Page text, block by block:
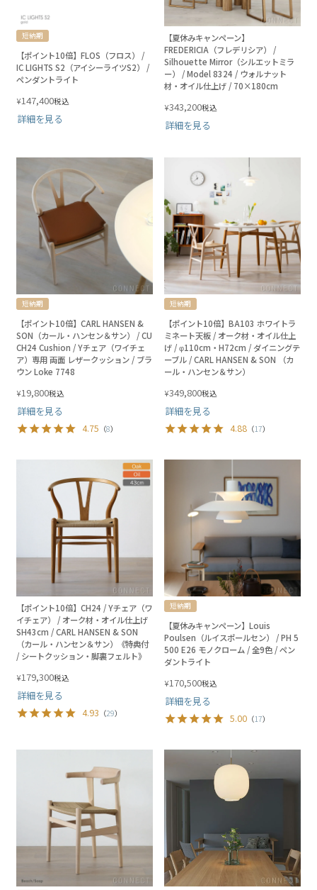
短納期
【ポイント10倍】FLOS（フロス） /
IC LIGHTS S2（アイシーライツS2） /
ペンダントライト
¥147,400税込
詳細を見る
【夏休みキャンペーン】
FREDERICIA（フレデリシア） /
Silhouette Mirror（シルエットミラ
ー） / Model 8324 / ウォルナット
材・オイル仕上げ / 70×180cm
¥343,200税込
詳細を見る
短納期
【ポイント10倍】CARL HANSEN &
SON（カール・ハンセン＆サン） / CU
CH24 Cushion / Yチェア（ワイチェ
ア）専用 両面 レザークッション / ブラ
ウン Loke 7748
¥19,800税込
詳細を見る
4.75 （8）
短納期
【ポイント10倍】BA103 ホワイトラ
ミネート天板 / オーク材・オイル仕上
げ / φ110cm・H72cm / ダイニングテ
ーブル / CARL HANSEN & SON （カ
ール・ハンセン＆サン）
¥349,800税込
詳細を見る
4.88 （17）
【ポイント10倍】CH24 / Yチェア（ワ
イチェア） / オーク材・オイル仕上げ
SH43cm / CARL HANSEN & SON
（カール・ハンセン＆サン）《特典付
/ シートクッション・脚裏フェルト》
¥179,300税込
詳細を見る
4.93 （29）
短納期
【夏休みキャンペーン】Louis
Poulsen（ルイスポールセン） / PH 5
500 E26 モノクローム / 全9色 / ペン
ダントライト
¥170,500税込
詳細を見る
5.00 （17）